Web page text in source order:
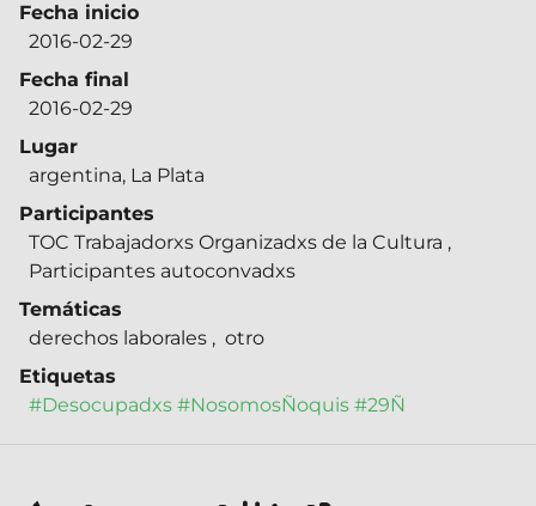
Fecha inicio
2016-02-29
Fecha final
2016-02-29
Lugar
argentina, La Plata
Participantes
TOC Trabajadorxs Organizadxs de la Cultura ,
Participantes autoconvadxs
Temáticas
derechos laborales , otro
Etiquetas
#Desocupadxs #NosomosÑoquis #29Ñ